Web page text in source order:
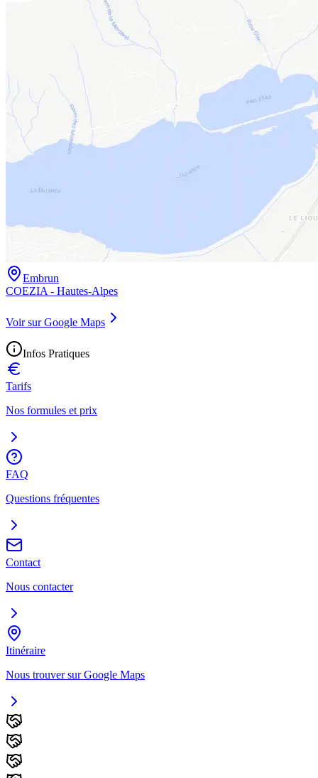
Embrun
COEZIA - Hautes-Alpes
Voir sur Google Maps
Infos Pratiques
Tarifs
Nos formules et prix
FAQ
Questions fréquentes
Contact
Nous contacter
Itinéraire
Nous trouver sur Google Maps